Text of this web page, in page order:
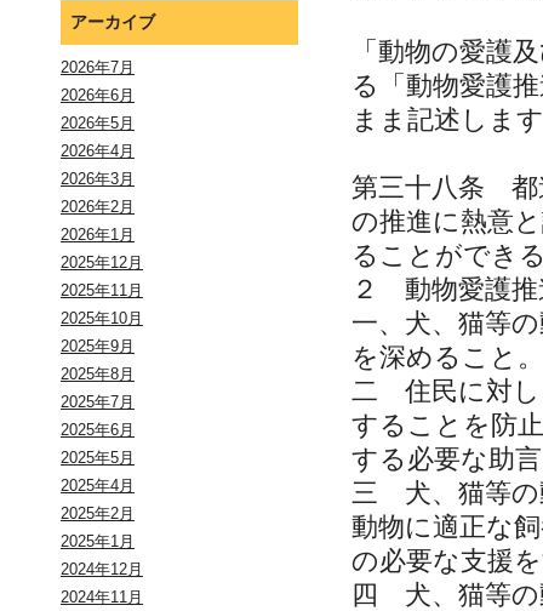
アーカイブ
2026年7月
2026年6月
2026年5月
2026年4月
2026年3月
2026年2月
2026年1月
2025年12月
2025年11月
2025年10月
2025年9月
2025年8月
2025年7月
2025年6月
2025年5月
2025年4月
2025年2月
2025年1月
2024年12月
2024年11月
「動物の愛護
る「動物愛護
まま記述しま
第三十八条 都
の推進に熱意
ることができ
２ 動物愛護推
一、犬、猫等
を深めること。
二 住民に対し
することを防
する必要な助
三 犬、猫等の
動物に適正な
の必要な支援
四 犬、猫等の